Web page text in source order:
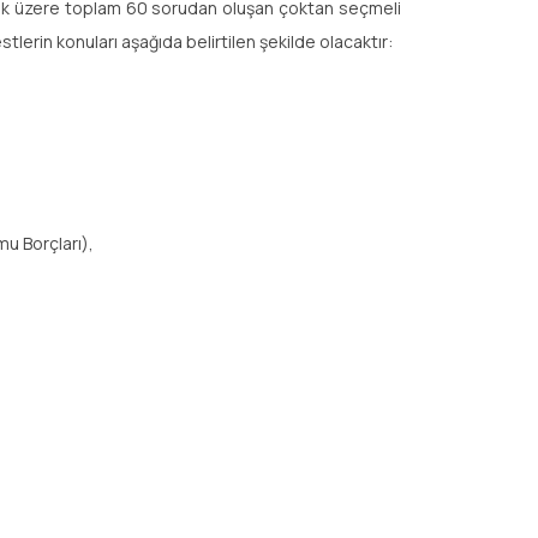
üzere toplam 60 sorudan oluşan çoktan seçmeli
konuları aşağıda belirtilen şekilde olacaktır:
Borçları),